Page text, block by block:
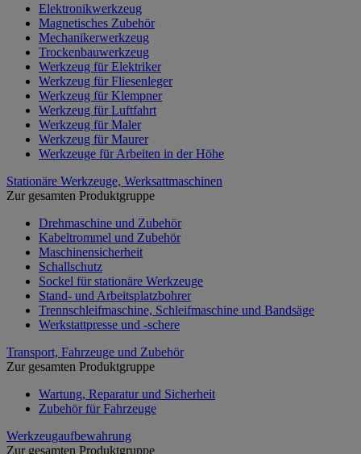
Elektronikwerkzeug
Magnetisches Zubehör
Mechanikerwerkzeug
Trockenbauwerkzeug
Werkzeug für Elektriker
Werkzeug für Fliesenleger
Werkzeug für Klempner
Werkzeug für Luftfahrt
Werkzeug für Maler
Werkzeug für Maurer
Werkzeuge für Arbeiten in der Höhe
Stationäre Werkzeuge, Werksattmaschinen
Zur gesamten Produktgruppe
Drehmaschine und Zubehör
Kabeltrommel und Zubehör
Maschinensicherheit
Schallschutz
Sockel für stationäre Werkzeuge
Stand- und Arbeitsplatzbohrer
Trennschleifmaschine, Schleifmaschine und Bandsäge
Werkstattpresse und -schere
Transport, Fahrzeuge und Zubehör
Zur gesamten Produktgruppe
Wartung, Reparatur und Sicherheit
Zubehör für Fahrzeuge
Werkzeugaufbewahrung
Zur gesamten Produktgruppe